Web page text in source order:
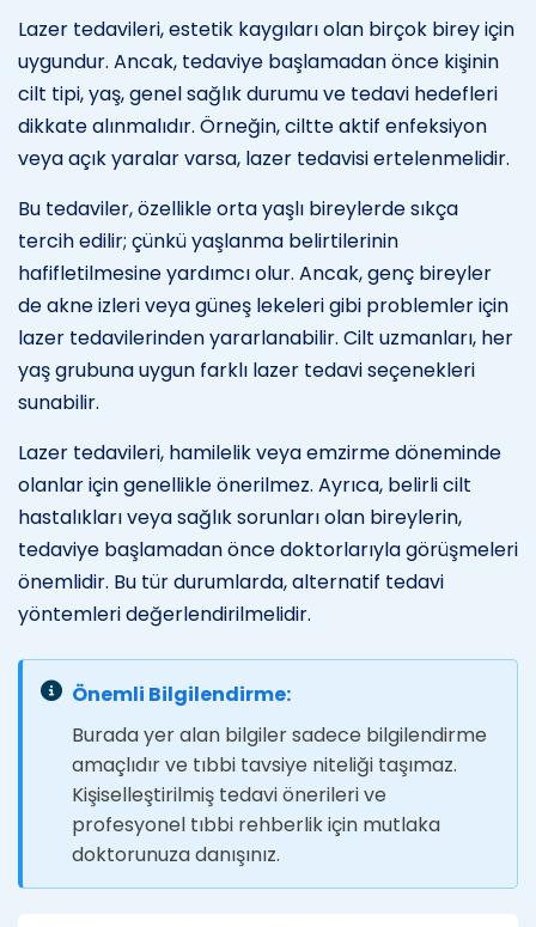
Lazer tedavileri, estetik kaygıları olan birçok birey için
uygundur. Ancak, tedaviye başlamadan önce kişinin
cilt tipi, yaş, genel sağlık durumu ve tedavi hedefleri
dikkate alınmalıdır. Örneğin, ciltte aktif enfeksiyon
veya açık yaralar varsa, lazer tedavisi ertelenmelidir.
Bu tedaviler, özellikle orta yaşlı bireylerde sıkça
tercih edilir; çünkü yaşlanma belirtilerinin
hafifletilmesine yardımcı olur. Ancak, genç bireyler
de akne izleri veya güneş lekeleri gibi problemler için
lazer tedavilerinden yararlanabilir. Cilt uzmanları, her
yaş grubuna uygun farklı lazer tedavi seçenekleri
sunabilir.
Lazer tedavileri, hamilelik veya emzirme döneminde
olanlar için genellikle önerilmez. Ayrıca, belirli cilt
hastalıkları veya sağlık sorunları olan bireylerin,
tedaviye başlamadan önce doktorlarıyla görüşmeleri
önemlidir. Bu tür durumlarda, alternatif tedavi
yöntemleri değerlendirilmelidir.
Önemli Bilgilendirme:
Burada yer alan bilgiler sadece bilgilendirme
amaçlıdır ve tıbbi tavsiye niteliği taşımaz.
Kişiselleştirilmiş tedavi önerileri ve
profesyonel tıbbi rehberlik için mutlaka
doktorunuza danışınız.